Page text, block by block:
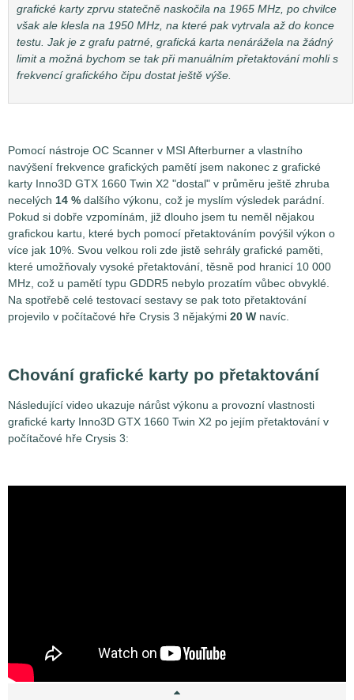
grafické karty zprvu statečně naskočila na 1965 MHz, po chvilce
však ale klesla na 1950 MHz, na které pak vytrvala až do konce
testu. Jak je z grafu patrné, grafická karta nenárážela na žádný
limit a možná bychom se tak při manuálním přetaktování mohli s
frekvencí grafického čipu dostat ještě výše.
Pomocí nástroje OC Scanner v MSI Afterburner a vlastního
navýšení frekvence grafických pamětí jsem nakonec z grafické
karty Inno3D GTX 1660 Twin X2 "dostal" v průměru ještě zhruba
necelých 14 % dalšího výkonu, což je myslím výsledek parádní.
Pokud si dobře vzpomínám, již dlouho jsem tu neměl nějakou
grafickou kartu, které bych pomocí přetaktováním povýšil výkon o
více jak 10%. Svou velkou roli zde jistě sehrály grafické paměti,
které umožňovaly vysoké přetaktování, těsně pod hranicí 10 000
MHz, což u pamětí typu GDDR5 nebylo prozatím vůbec obvyklé.
Na spotřebě celé testovací sestavy se pak toto přetaktování
projevilo v počítačové hře Crysis 3 nějakými 20 W navíc.
Chování grafické karty po přetaktování
Následující video ukazuje nárůst výkonu a provozní vlastnosti
grafické karty Inno3D GTX 1660 Twin X2 po jejím přetaktování v
počítačové hře Crysis 3: